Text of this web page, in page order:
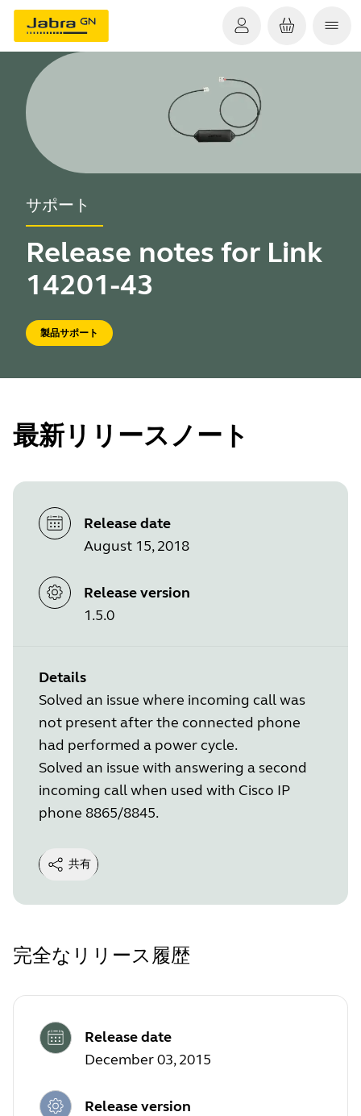
サポート
Release notes for Link
14201-43
製品サポート
最新リリースノート
Release date
August 15, 2018
Release version
1.5.0
Details
Solved an issue where incoming call was
not present after the connected phone
had performed a power cycle.
Solved an issue with answering a second
incoming call when used with Cisco IP
phone 8865/8845.
共有
完全なリリース履歴
Release date
December 03, 2015
Release version